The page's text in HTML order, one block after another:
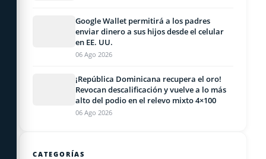
Google Wallet permitirá a los padres
enviar dinero a sus hijos desde el celular
en EE. UU.
06 Ago 2026
¡República Dominicana recupera el oro!
Revocan descalificación y vuelve a lo más
alto del podio en el relevo mixto 4×100
06 Ago 2026
CATEGORÍAS